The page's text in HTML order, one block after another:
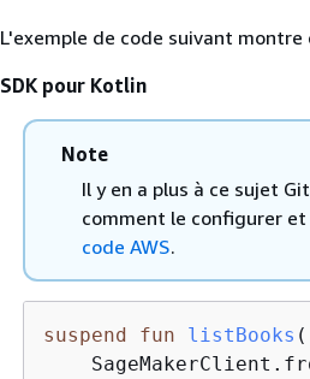
L'exemple de code suivant
SDK pour Kotlin
Note
Il y en a plus à ce sujet
comment le configurer et
code AWS.
suspend fun listBooks